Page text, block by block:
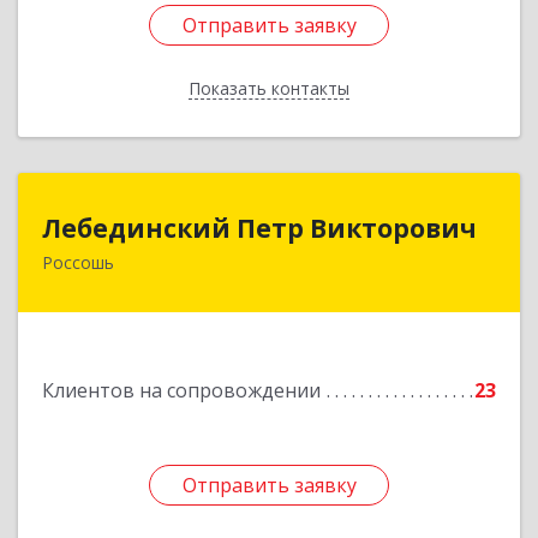
Отправить заявку
Показать контакты
Отправить заявку
Назад
Лебединский Петр Викторович
Россошь
Клиентов на сопровождении 23
Отправить заявку
Лебединский Петр Викторович
396650, Воронежская обл., г. Россошь, пер.
Отправить заявку